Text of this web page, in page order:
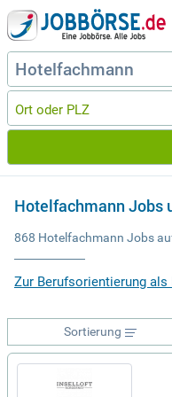
Hotelfachmann Jobs
868 Hotelfachmann Jobs
Zur Berufsorientierung
Sortierung